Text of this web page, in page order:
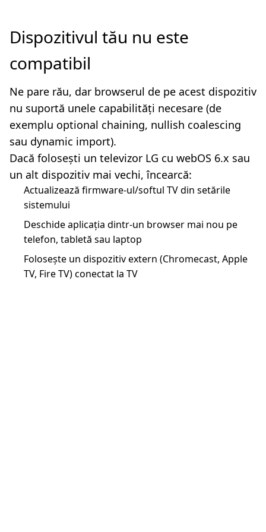
Dispozitivul tău nu este
compatibil
Ne pare rău, dar browserul de pe acest dispozitiv
nu suportă unele capabilități necesare (de
exemplu optional chaining, nullish coalescing
sau dynamic import).
Dacă folosești un televizor LG cu webOS 6.x sau
un alt dispozitiv mai vechi, încearcă:
Actualizează firmware-ul/softul TV din setările
sistemului
Deschide aplicația dintr-un browser mai nou pe
telefon, tabletă sau laptop
Folosește un dispozitiv extern (Chromecast, Apple
TV, Fire TV) conectat la TV